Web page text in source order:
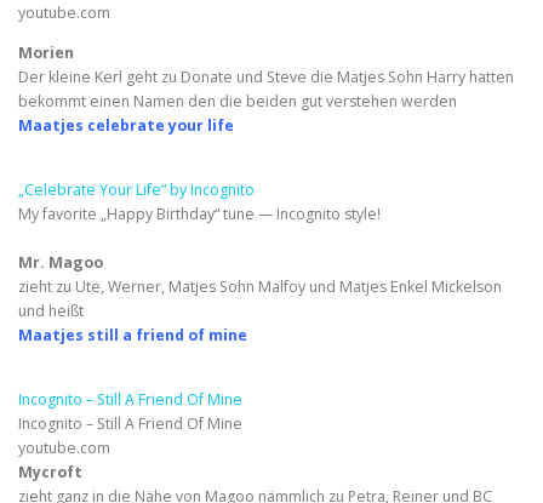
youtube.com
Morien
Der kleine Kerl geht zu Donate und Steve die Matjes Sohn Harry hatten
bekommt einen Namen den die beiden gut verstehen werden
Maatjes celebrate your life
„Celebrate Your Life“ by Incognito
My favorite „Happy Birthday“ tune — Incognito style!
Mr. Magoo
zieht zu Ute, Werner, Matjes Sohn Malfoy und Matjes Enkel Mickelson
und heißt
Maatjes still a friend of mine
Incognito – Still A Friend Of Mine
Incognito – Still A Friend Of Mine
youtube.com
Mycroft
zieht ganz in die Nähe von Magoo nämmlich zu Petra, Reiner und BC